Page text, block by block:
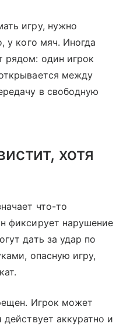
игру, нужно
у кого мяч. Иногда
рядом: один игрок
между
в свободную
хотя
что-то
фиксирует нарушение
дать за удар по
опасную игру,
Игрок может
аккуратно и